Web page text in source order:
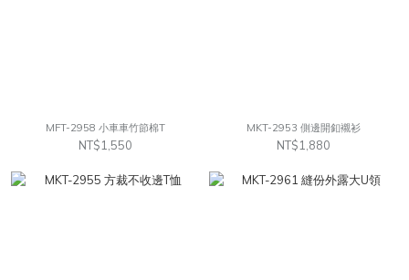
MFT-2958 小車車竹節棉T
NT$1,550
MKT-2953 側邊開釦襯衫
NT$1,880